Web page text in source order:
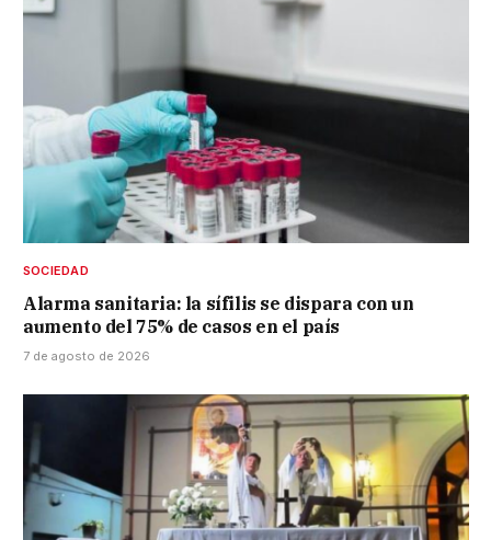
SOCIEDAD
Alarma sanitaria: la sífilis se dispara con un
aumento del 75% de casos en el país
7 de agosto de 2026